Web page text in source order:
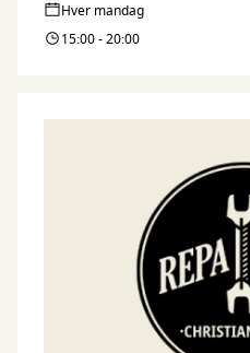
Hver mandag
15:00 - 20:00